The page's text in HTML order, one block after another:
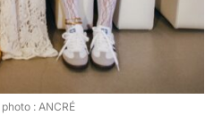
: ANCRÉ